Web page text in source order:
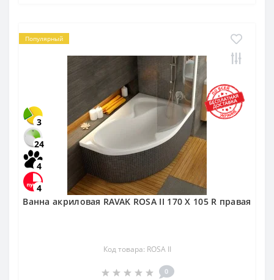
Популярный
3
24
4
4
Ванна акриловая RAVAK ROSA II 170 X 105 R правая
Код товара: ROSA II
0